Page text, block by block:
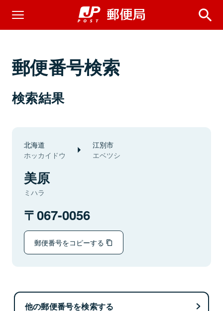
郵便番号検索
検索結果
北海道
ホッカイドウ
江別市
エベツシ
美原
ミハラ
067-0056
郵便番号をコピーする
他の郵便番号を検索する